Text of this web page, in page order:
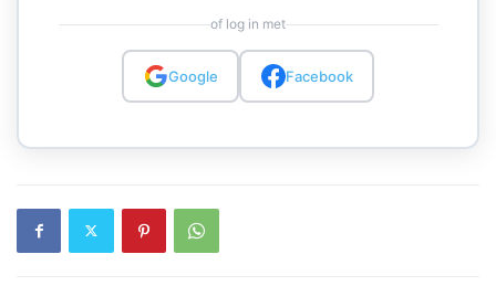
of log in met
Google Facebook